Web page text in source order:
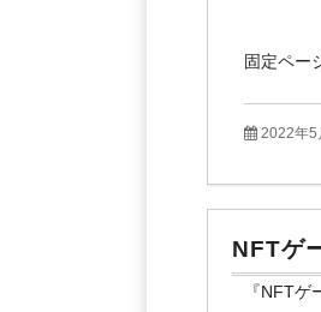
固定ペー
2022年5
NFTゲ
『NFT